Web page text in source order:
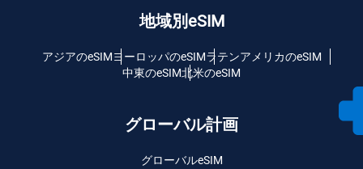
地域別eSIM
アジアのeSIMヨーロッパのeSIMラテンアメリカのeSIM
中東のeSIM北米のeSIM
グローバル計画
グローバルeSIM